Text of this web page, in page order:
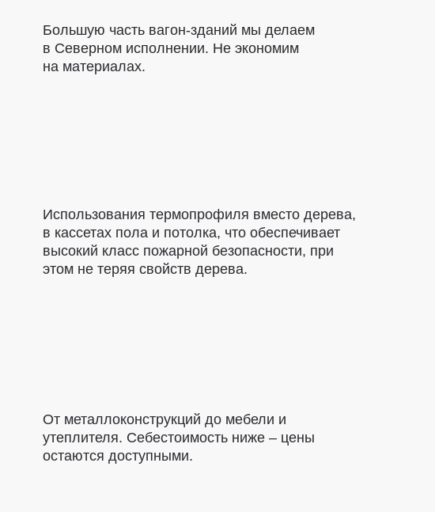
Большую часть вагон-зданий мы делаем
в Северном исполнении. Не экономим
на материалах.
Использования термопрофиля вместо дерева,
в кассетах пола и потолка, что обеспечивает
высокий класс пожарной безопасности, при
этом не теряя свойств дерева.
От металлоконструкций до мебели и
утеплителя. Себестоимость ниже – цены
остаются доступными.